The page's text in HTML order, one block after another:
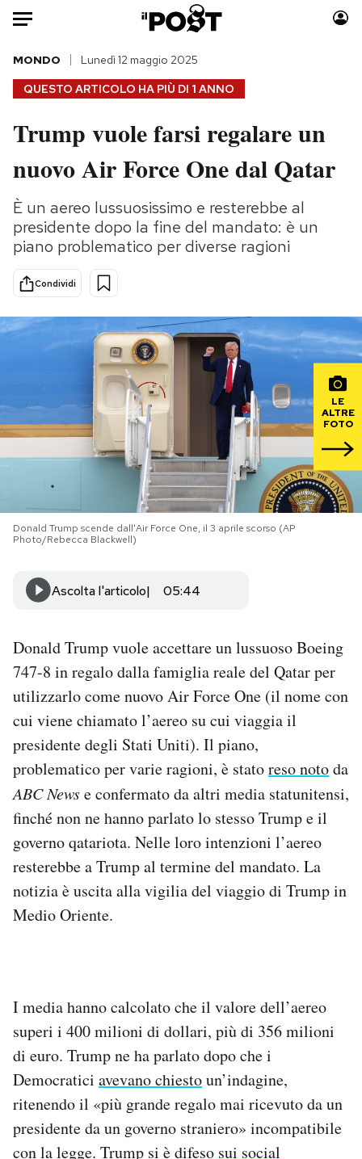
Auto
HOME
Italia
Politica
Tecnologia
Internet
Scienza
Cultura
Economia
Sport
Moda
Consumismi
Storie/Idee
Ok Boomer!
Media
Mondiali calcio 2026
PODCAST
NEWSLETTER
CALENDARIO
AREA PERSONALE
Area Personale
Newsletter
Notifiche mobile
Regala il Post
Hai bisogno di aiuto?
Esci
QUESTO ARTICOLO HA PIÙ DI 1 ANNO
MONDO Lunedì 12 maggio 2025
Trump vuole farsi regalare un
nuovo Air Force One dal Qatar
È un aereo lussuosissimo e resterebbe al
presidente dopo la fine del mandato: è un
piano problematico per diverse ragioni
Condividi
LE
ALTRE
FOTO
Donald Trump scende dall'Air Force One, il 3 aprile scorso (AP
Photo/Rebecca Blackwell)
Ascolta l'articolo 05:44
Donald Trump vuole accettare un lussuoso Boeing
747-8 in regalo dalla famiglia reale del Qatar per
utilizzarlo come nuovo Air Force One (il nome con
cui viene chiamato l’aereo su cui viaggia il
presidente degli Stati Uniti). Il piano,
problematico per varie ragioni, è statoreso notoda
ABC Newse confermato da altri media statunitensi,
finché non ne hanno parlato lo stesso Trump e il
governo qatariota. Nelle loro intenzioni l’aereo
resterebbe a Trump al termine del mandato. La
notizia è uscita alla vigilia del viaggio di Trump in
Medio Oriente.
I media hanno calcolato che il valore dell’aereo
superi i 400 milioni di dollari, più di 356 milioni
di euro. Trump ne ha parlato dopo che i
Democratici avevano chiestoun’indagine,
ritenendo il «più grande regalo mai ricevuto da un
presidente da un governo straniero» incompatibile
con la legge. Trump si è difeso sui social